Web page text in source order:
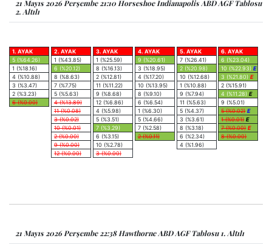
21 Mayıs 2026 Perşembe 21:10 Horseshoe Indianapolis ABD AGF Tablosu
2. Altılı
1. AYAK
5 (%64.26)
1 (%18.16)
4 (%10.88)
3 (%3.47)
2 (%3.23)
6 (%0.00)
2. AYAK
1 (%43.85)
6 (%20.12)
8 (%8.63)
7 (%7.75)
5 (%5.63)
4 (%13.89)
11 (%0.08)
3 (%0.02)
10 (%0.01)
2 (%0.00)
9 (%0.00)
12 (%0.00)
3. AYAK
1 (%25.59)
8 (%16.13)
2 (%12.81)
11 (%11.22)
9 (%8.68)
12 (%6.86)
4 (%5.98)
5 (%3.51)
7 (%3.29)
6 (%3.15)
10 (%2.78)
3 (%0.00)
4. AYAK
9 (%20.61)
3 (%18.95)
4 (%17.20)
10 (%13.95)
8 (%9.10)
6 (%6.54)
1 (%6.30)
5 (%4.66)
7 (%2.58)
2 (%0.11)
5. AYAK
7 (%26.41)
2 (%20.98)
10 (%12.68)
1 (%10.88)
9 (%7.94)
11 (%5.63)
5 (%4.37)
3 (%3.61)
8 (%3.18)
6 (%2.34)
4 (%1.96)
6. AYAK
6 (%23.04)
10 (%22.93) E
3 (%21.80) E
2 (%15.91)
4 (%11.28) E
9 (%5.01)
5 (%0.02) E
1 (%0.01) E
7 (%0.00) E
8 (%0.00)
21 Mayıs 2026 Perşembe 22:38 Hawthorne ABD AGF Tablosu 1. Altılı